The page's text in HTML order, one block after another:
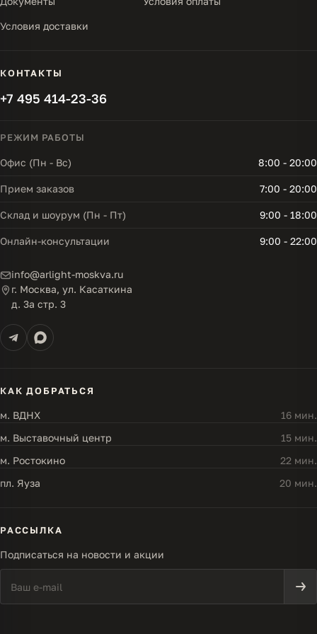
Условия доставки
КОНТАКТЫ
+7 495 414-23-36
РЕЖИМ РАБОТЫ
Офис (Пн - Вс) 8:00 - 20:00
Прием заказов 7:00 - 20:00
Склад и шоурум (Пн - Пт) 9:00 - 18:00
Онлайн-консультации 9:00 - 22:00
info@arlight-moskva.ru
г. Москва, ул. Касаткина
д. 3а стр. 3
КАК ДОБРАТЬСЯ
м. ВДНХ
16 мин.
м. Выставочный центр
15 мин.
м. Ростокино
22 мин.
пл. Яуза
20 мин.
РАССЫЛКА
Подписаться на новости и акции